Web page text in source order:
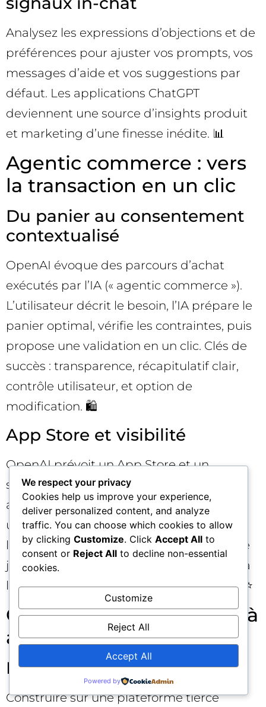
Analysez les expressions d’objections et de
préférences pour ajuster vos prompts, vos
messages d’aide et vos suggestions par
défaut. Les applications ChatGPT
deviennent une source d’insights produit
et marketing d’une finesse inédite. 📊
Agentic commerce : vers
la transaction en un clic
Du panier au consentement
contextualisé
OpenAI évoque des parcours d’achat
exécutés par l’IA (« agentic commerce »).
L’utilisateur décrit le besoin, l’IA prépare le
panier optimal, vérifie les contraintes, puis
propose une validation en un clic. Clés de
succès : transparence, récapitulatif clair,
contrôle utilisateur, et option de
modification. 🛍️
App Store et visibilité
OpenAI prévoit un App Store et un
système d’avis. Les critères de mise en
avant devraient combiner qualité d’UX,
utilité, fiabilité, sécurité et adéquation à
l’intention utilisateur. Pour les marques, le
jeu se déplacera de l’achat de mots-clés à
l’optimisation d’actions et d’expériences. ⭐
Questions clés et limites à
anticiper
Dépendance plateforme
Construire sur une plateforme tierce
We respect your privacy
Cookies help us improve your experience,
deliver personalized content, and analyze
traffic. You can choose which cookies to allow
by clicking Customize. Click Accept All to
consent or Reject All to decline non-essential
cookies.
Customize
Reject All
Accept All
Powered by